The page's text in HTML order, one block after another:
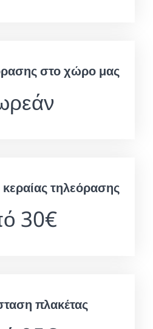
στο χώρο μας
τηλεόρασης
30€
πλακέτας